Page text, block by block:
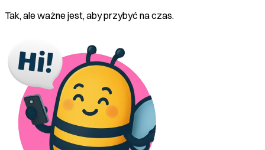
Tak, ale ważne jest, aby przybyć na czas.